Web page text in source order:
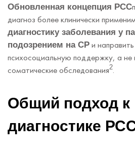
Обновленная концепция РСС
диагноз более клинически
диагностику заболевания у
подозрением на СР и
психосоциальную поддержку, а не
соматические обследования2.
Общий подход к
диагностике